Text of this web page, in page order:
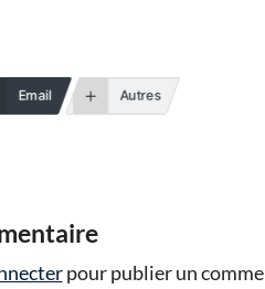
Email Autres
pour publier un